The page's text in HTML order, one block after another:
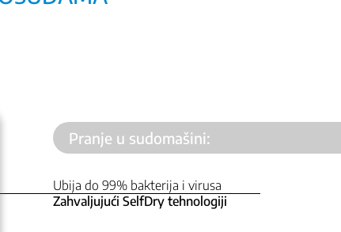
Pranje u sudomašini:
Ubija do 99% bakterija i virusa
Zahvaljujući SelfDry tehnologiji